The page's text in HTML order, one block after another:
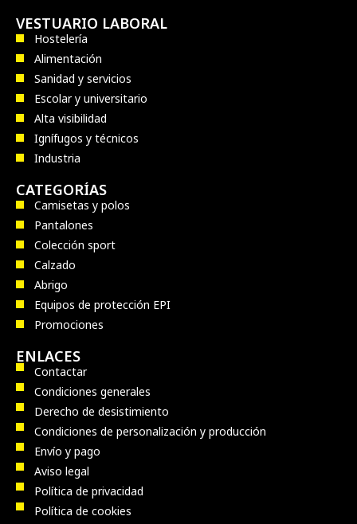
VESTUARIO LABORAL
Hostelería
Alimentación
Sanidad y servicios
Escolar y universitario
Alta visibilidad
Ignífugos y técnicos
Industria
CATEGORÍAS
Camisetas y polos
Pantalones
Colección sport
Calzado
Abrigo
Equipos de protección EPI
Promociones
ENLACES
Contactar
Condiciones generales
Derecho de desistimiento
Condiciones de personalización y producción
Envío y pago
Aviso legal
Política de privacidad
Política de cookies